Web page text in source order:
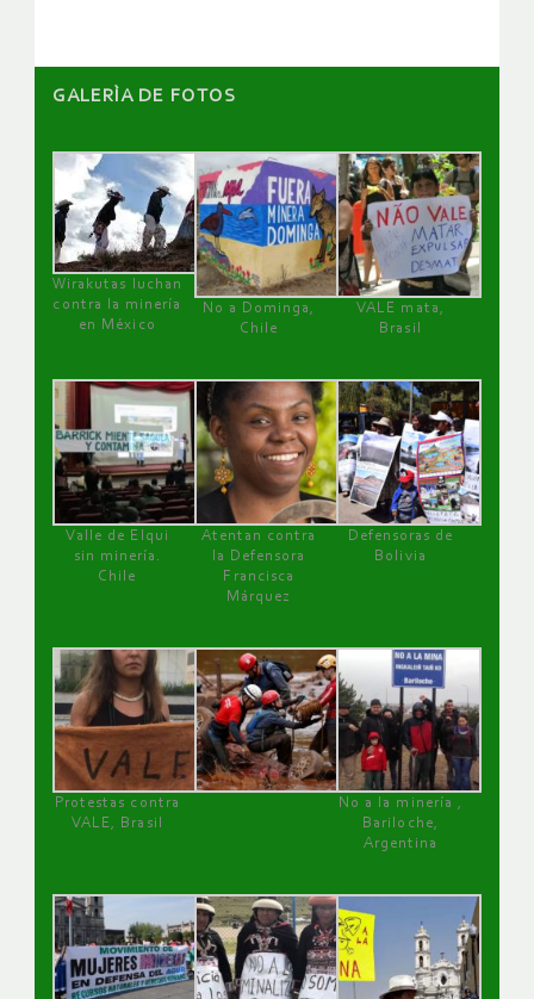
GALERÌA DE FOTOS
Wirakutas luchan
contra la minería
en México
No a Dominga,
Chile
VALE mata,
Brasil
Valle de Elqui
sin minería.
Chile
Atentan contra
la Defensora
Francisca
Márquez
Defensoras de
Bolivia
Protestas contra
VALE, Brasil
No a la minería ,
Bariloche,
Argentina